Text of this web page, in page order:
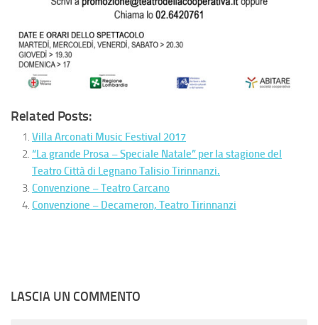
Related Posts:
Villa Arconati Music Festival 2017
“La grande Prosa – Speciale Natale” per la stagione del
Teatro Città di Legnano Talisio Tirinnanzi.
Convenzione – Teatro Carcano
Convenzione – Decameron, Teatro Tirinnanzi
LASCIA UN COMMENTO